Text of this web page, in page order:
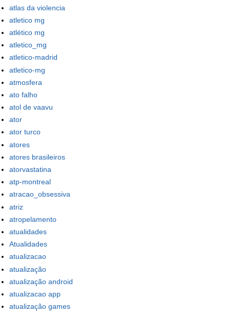
atlas da violencia
atletico mg
atlético mg
atletico_mg
atletico-madrid
atletico-mg
atmosfera
ato falho
atol de vaavu
ator
ator turco
atores
atores brasileiros
atorvastatina
atp-montreal
atracao_obsessiva
atriz
atropelamento
atualidades
Atualidades
atualizacao
atualização
atualização android
atualizacao app
atualização games